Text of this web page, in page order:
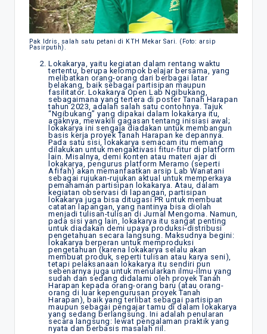
Pak Idris, salah satu petani di KTH Mekar Sari. (Foto: arsip
Pasirputih).
Lokakarya, yaitu kegiatan dalam rentang waktu
tertentu, berupa kelompok belajar bersama, yang
melibatkan orang-orang dari berbagai latar
belakang, baik sebagai partisipan maupun
fasilitator. Lokakarya Open Lab Ngibukang,
sebagaimana yang tertera di poster Tanah Harapan
tahun 2023, adalah salah satu contohnya. Tajuk
“Ngibukang” yang dipakai dalam lokakarya itu,
agaknya, mewakili gagasan tentang inisiasi awal;
lokakarya ini sengaja diadakan untuk membangun
basis kerja proyek Tanah Harapan ke depannya.
Pada satu sisi, lokakarya semacam itu memang
dilakukan untuk mengaktivasi fitur-fitur di platform
lain. Misalnya, demi konten atau materi ajar di
lokakarya, pengurus platform Meramo (seperti
Afifah) akan memanfaatkan arsip Lab Wanatani
sebagai rujukan-rujukan aktual untuk memperkaya
pemahaman partisipan lokakarya. Atau, dalam
kegiatan observasi di lapangan, partisipan
lokakarya juga bisa ditugasi PR untuk membuat
catatan lapangan, yang nantinya bisa diolah
menjadi tulisan-tulisan di Jurnal Mengoma. Namun,
pada sisi yang lain, lokakarya itu sangat penting
untuk diadakan demi upaya produksi-distribusi
pengetahuan secara langsung. Maksudnya begini:
lokakarya berperan untuk memproduksi
pengetahuan (karena lokakarya selalu akan
membuat produk, seperti tulisan atau karya seni),
tetapi pelaksanaan lokakarya itu sendiri pun
sebenarnya juga untuk menularkan ilmu-ilmu yang
sudah dan sedang didalami oleh proyek Tanah
Harapan kepada orang-orang baru (atau orang-
orang di luar kepengurusan proyek Tanah
Harapan), baik yang terlibat sebagai partisipan
maupun sebagai pengajar tamu di dalam lokakarya
yang sedang berlangsung. Ini adalah penularan
secara langsung: lewat pengalaman praktik yang
nyata dan berbasis masalah riil.